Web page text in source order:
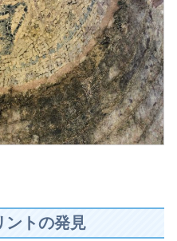
ントの発見